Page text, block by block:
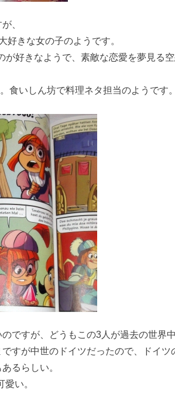
、
好きな女の子のようです。
が好きなようで、素敵な恋愛を夢見る
。食いしん坊で料理ネタ担当のようです。
ですが、どうもこの3人が過去の世界
すが中世のドイツだったので、ドイツ
るらしい。
い。